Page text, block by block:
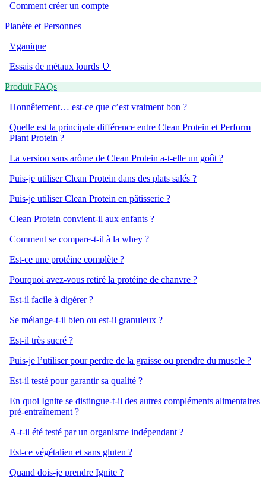
Comment créer un compte
Planète et Personnes
Vganique
Essais de métaux lourds 🤘
Produit FAQs
Honnêtement… est-ce que c’est vraiment bon ?
Quelle est la principale différence entre Clean Protein et Perform
Plant Protein ?
La version sans arôme de Clean Protein a-t-elle un goût ?
Puis-je utiliser Clean Protein dans des plats salés ?
Puis-je utiliser Clean Protein en pâtisserie ?
Clean Protein convient-il aux enfants ?
Comment se compare-t-il à la whey ?
Est-ce une protéine complète ?
Pourquoi avez-vous retiré la protéine de chanvre ?
Est-il facile à digérer ?
Se mélange-t-il bien ou est-il granuleux ?
Est-il très sucré ?
Puis-je l’utiliser pour perdre de la graisse ou prendre du muscle ?
Est-il testé pour garantir sa qualité ?
En quoi Ignite se distingue-t-il des autres compléments alimentaires
pré-entraînement ?
A-t-il été testé par un organisme indépendant ?
Est-ce végétalien et sans gluten ?
Quand dois-je prendre Ignite ?